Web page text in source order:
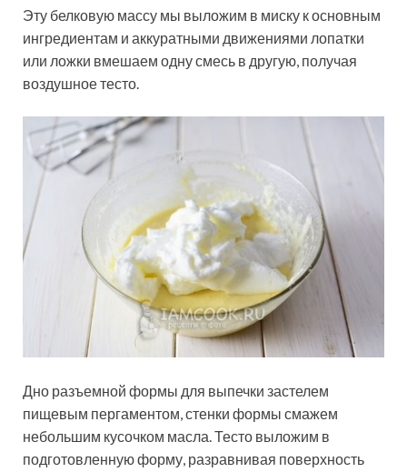
Эту белковую массу мы выложим в миску к основным
ингредиентам и аккуратными движениями лопатки
или ложки вмешаем одну смесь в другую, получая
воздушное тесто.
Дно разъемной формы для выпечки застелем
пищевым пергаментом, стенки формы смажем
небольшим кусочком масла. Тесто выложим в
подготовленную форму, разравнивая поверхность